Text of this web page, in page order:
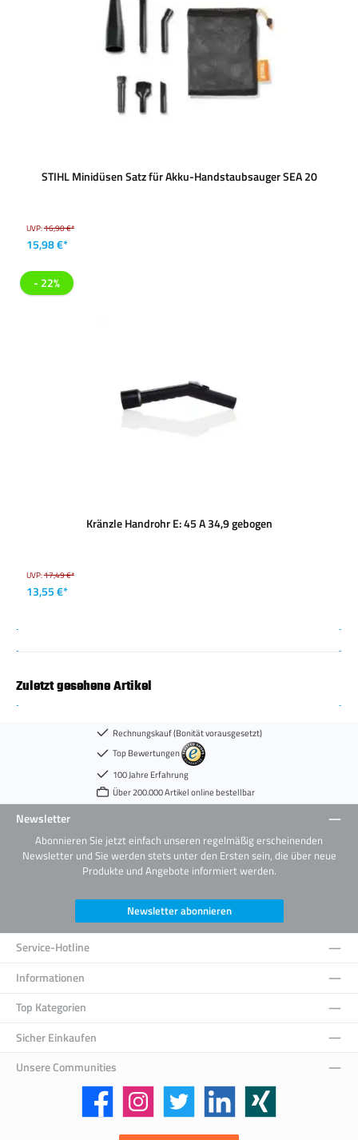
STIHL Minidüsen Satz für Akku-Handstaubsauger SEA 20
UVP:16,90 €*
15,98 €*
- 22%
Kränzle Handrohr E: 45 A 34,9 gebogen
UVP:17,49 €*
13,55 €*
Zuletzt gesehene Artikel
Rechnungskauf (Bonität vorausgesetzt)
Top Bewertungen
100 Jahre Erfahrung
Über 200.000 Artikel online bestellbar
Newsletter
Abonnieren Sie jetzt einfach unseren regelmäßig erscheinenden
Newsletter und Sie werden stets unter den Ersten sein, die über neue
Produkte und Angebote informiert werden.
Newsletter abonnieren
Service-Hotline
Informationen
Top Kategorien
Sicher Einkaufen
Unsere Communities
Facebook Instagram Twitter LinkedIn Xing